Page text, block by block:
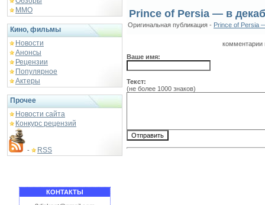
ММО
Кино, фильмы
Новости
Анонсы
Рецензии
Популярное
Актеры
Прочее
Новости сайта
Конкурс рецензий
- RSS
КОНТАКТЫ
Prince of Persia — в
Оригинальная публикация - Prince of Persia
комментарии
Ваше имя:
Текст:
(не более 1000 знаков)